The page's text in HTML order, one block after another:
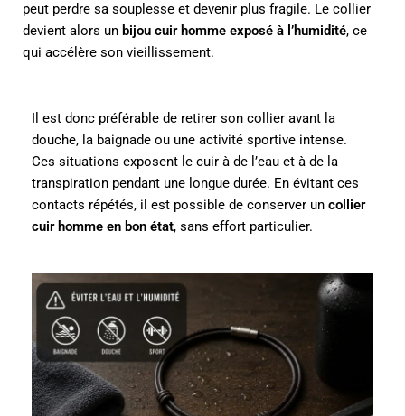
peut perdre sa souplesse et devenir plus fragile. Le collier
devient alors un bijou cuir homme exposé à l’humidité, ce
qui accélère son vieillissement.
Il est donc préférable de retirer son collier avant la
douche, la baignade ou une activité sportive intense.
Ces situations exposent le cuir à de l’eau et à de la
transpiration pendant une longue durée. En évitant ces
contacts répétés, il est possible de conserver un collier
cuir homme en bon état, sans effort particulier.